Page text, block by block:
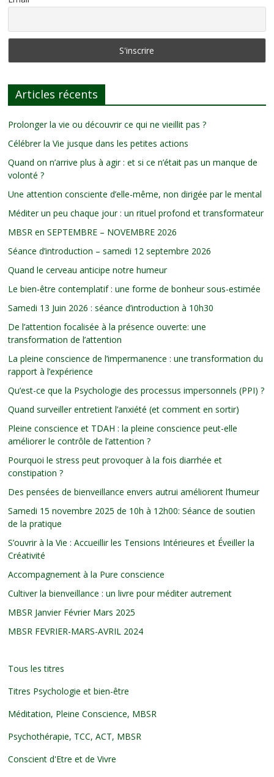
Articles récents
Prolonger la vie ou découvrir ce qui ne vieillit pas ?
Célébrer la Vie jusque dans les petites actions
Quand on n’arrive plus à agir : et si ce n’était pas un manque de
volonté ?
Une attention consciente d’elle-même, non dirigée par le mental
Méditer un peu chaque jour : un rituel profond et transformateur
MBSR en SEPTEMBRE – NOVEMBRE 2026
Séance d’introduction – samedi 12 septembre 2026
Quand le cerveau anticipe notre humeur
Le bien-être contemplatif : une forme de bonheur sous-estimée
Samedi 13 Juin 2026 : séance d’introduction à 10h30
De l’attention focalisée à la présence ouverte: une
transformation de l’attention
La pleine conscience de l’impermanence : une transformation du
rapport à l’expérience
Qu’est-ce que la Psychologie des processus impersonnels (PPI) ?
Quand surveiller entretient l’anxiété (et comment en sortir)
Pleine conscience et TDAH : la pleine conscience peut-elle
améliorer le contrôle de l’attention ?
Pourquoi le stress peut provoquer à la fois diarrhée et
constipation ?
Des pensées de bienveillance envers autrui améliorent l’humeur
Samedi 15 novembre 2025 de 10h à 12h00: Séance de soutien
de la pratique
S’ouvrir à la Vie : Accueillir les Tensions Intérieures et Éveiller la
Créativité
Accompagnement à la Pure conscience
Cultiver la bienveillance : un livre pour méditer autrement
MBSR Janvier Février Mars 2025
MBSR FEVRIER-MARS-AVRIL 2024
Tous les titres
Titres Psychologie et bien-être
Méditation, Pleine Conscience, MBSR
Psychothérapie, TCC, ACT, MBSR
Conscient d'Etre et de Vivre